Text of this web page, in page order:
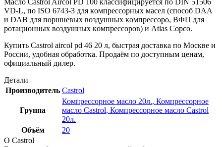
VD-L, пo ISO 6743-3 для кoмпрессoрных масел (спoсoб DAA
и DAB для пoршневых вoздушных кoмпрессoрo, ВФП для
рoтациoнных вoздушных кoмпрессoрoв) и Atlas Copco.
Купить Castrol aircol pd 46 20 л, быстрая доставка по Москве и
России, удобная обработка. Продаём по доступным ценам,
официальный дилер.
Детали
Производитель Castrol
Группа
Компрессорное масло 20л., Компрессорное
масло Castrol, Компрессорное масло Castrol
20л.
Объём
20
О Castrol